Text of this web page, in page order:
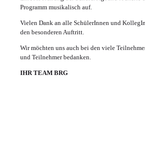
Programm musikalisch auf.
Vielen Dank an alle SchülerInnen und
den besonderen Auftritt.
Wir möchten uns auch bei den viele
und Teilnehmer bedanken.
IHR TEAM BRG